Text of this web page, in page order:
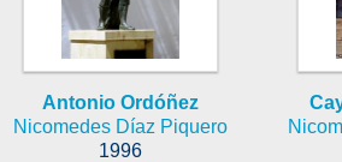
Antonio Ordóñez
Nicomedes Díaz Piquero
1996